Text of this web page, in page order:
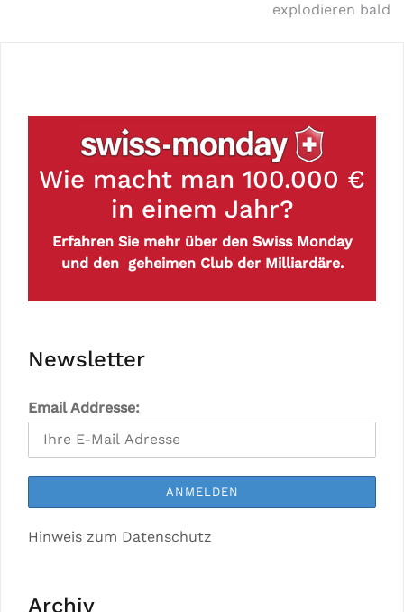
explodieren bald
Wie macht man 100.000 €
in einem Jahr?
Erfahren Sie mehr über den Swiss Monday
und den geheimen Club der Milliardäre.
Newsletter
Email Addresse:
Hinweis zum Datenschutz
Archiv